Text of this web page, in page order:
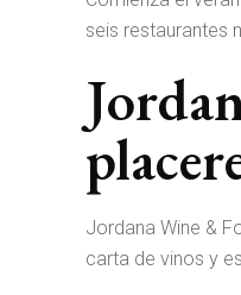
seis restaurantes
Jordana Wine &
carta de vinos y